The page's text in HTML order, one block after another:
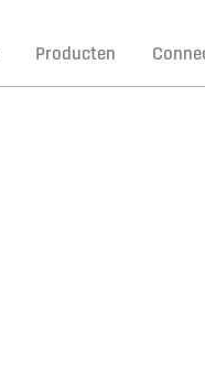
Producten